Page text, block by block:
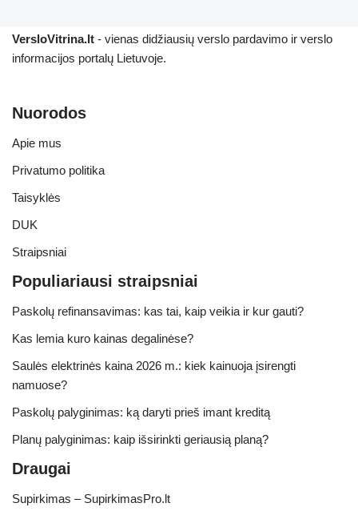
VersloVitrina.lt - vienas didžiausių verslo pardavimo ir verslo
informacijos portalų Lietuvoje.
Nuorodos
Apie mus
Privatumo politika
Taisyklės
DUK
Straipsniai
Populiariausi straipsniai
Paskolų refinansavimas: kas tai, kaip veikia ir kur gauti?
Kas lemia kuro kainas degalinėse?
Saulės elektrinės kaina 2026 m.: kiek kainuoja įsirengti
namuose?
Paskolų palyginimas: ką daryti prieš imant kreditą
Planų palyginimas: kaip išsirinkti geriausią planą?
Draugai
Supirkimas – SupirkimasPro.lt